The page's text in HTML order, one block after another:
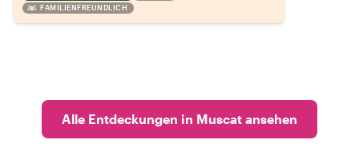
FAMILIENFREUNDLICH
Alle Entdeckungen in Muscat ansehen